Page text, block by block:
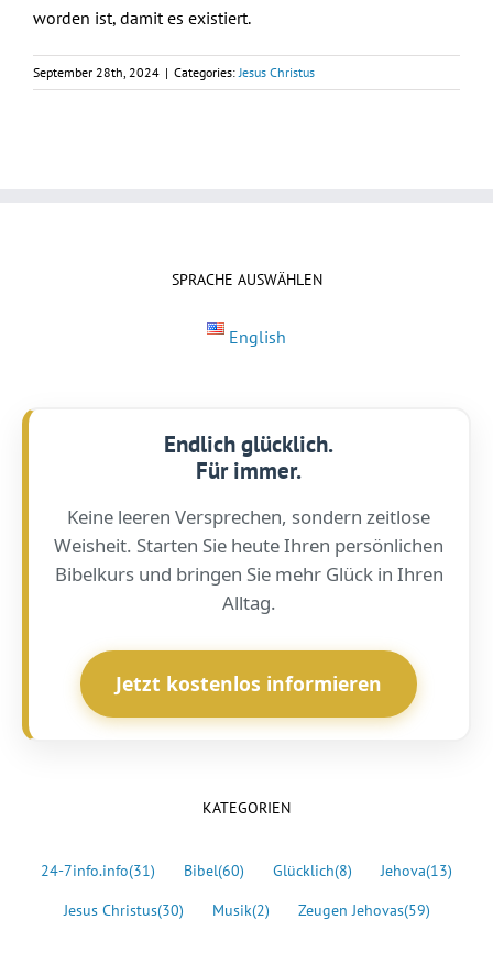
worden ist, damit es existiert.
September 28th, 2024 | Categories: Jesus Christus
SPRACHE AUSWÄHLEN
English
Endlich glücklich.
Für immer.
Keine leeren Versprechen, sondern zeitlose
Weisheit. Starten Sie heute Ihren persönlichen
Bibelkurs und bringen Sie mehr Glück in Ihren
Alltag.
Jetzt kostenlos informieren
KATEGORIEN
24-7info.info(31) Bibel(60) Glücklich(8) Jehova(13)
Jesus Christus(30) Musik(2) Zeugen Jehovas(59)